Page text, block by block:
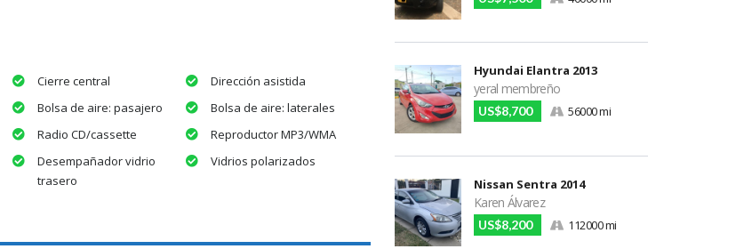
Cierre central
Dirección asistida
Bolsa de aire: pasajero
Bolsa de aire: laterales
Radio CD/cassette
Reproductor MP3/WMA
Desempañador vidrio
trasero
Vidrios polarizados
Hyundai Elantra 2013
yeral membreño
US$8,700 56000 mi
Nissan Sentra 2014
Karen Álvarez
US$8,200 112000 mi